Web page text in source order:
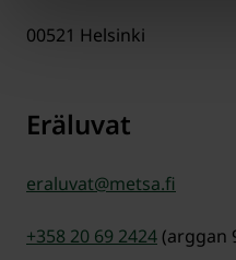
00521 Helsinki
Eräluvat
eraluvat@metsa.fi
+358 20 69 2424 (arggan